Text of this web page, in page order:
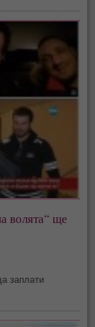
волята“ ще
заплати